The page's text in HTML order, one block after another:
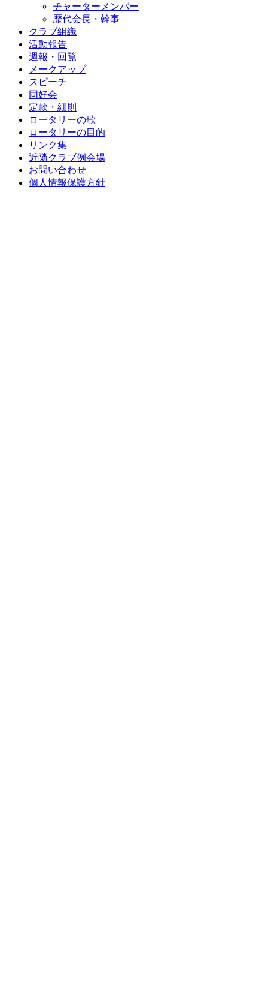
チャーターメンバー
歴代会長・幹事
クラブ組織
活動報告
週報・回覧
メークアップ
スピーチ
同好会
定款・細則
ロータリーの歌
ロータリーの目的
リンク集
近隣クラブ例会場
お問い合わせ
個人情報保護方針